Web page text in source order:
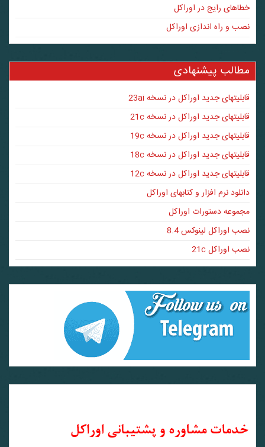
خطاهای رایج در اوراکل
نصب و راه اندازی اوراکل
مطالب پیشنهادی
قابلیتهای جدید اوراکل در نسخه 23ai
قابلیتهای جدید اوراکل در نسخه 21c
قابلیتهای جدید اوراکل در نسخه 19c
قابلیتهای جدید اوراکل در نسخه 18c
قابلیتهای جدید اوراکل در نسخه 12c
دانلود نرم افزار و کتابهای اوراکل
مجموعه دستورات اوراکل
نصب اوراکل لینوکس 8.4
نصب اوراکل 21c